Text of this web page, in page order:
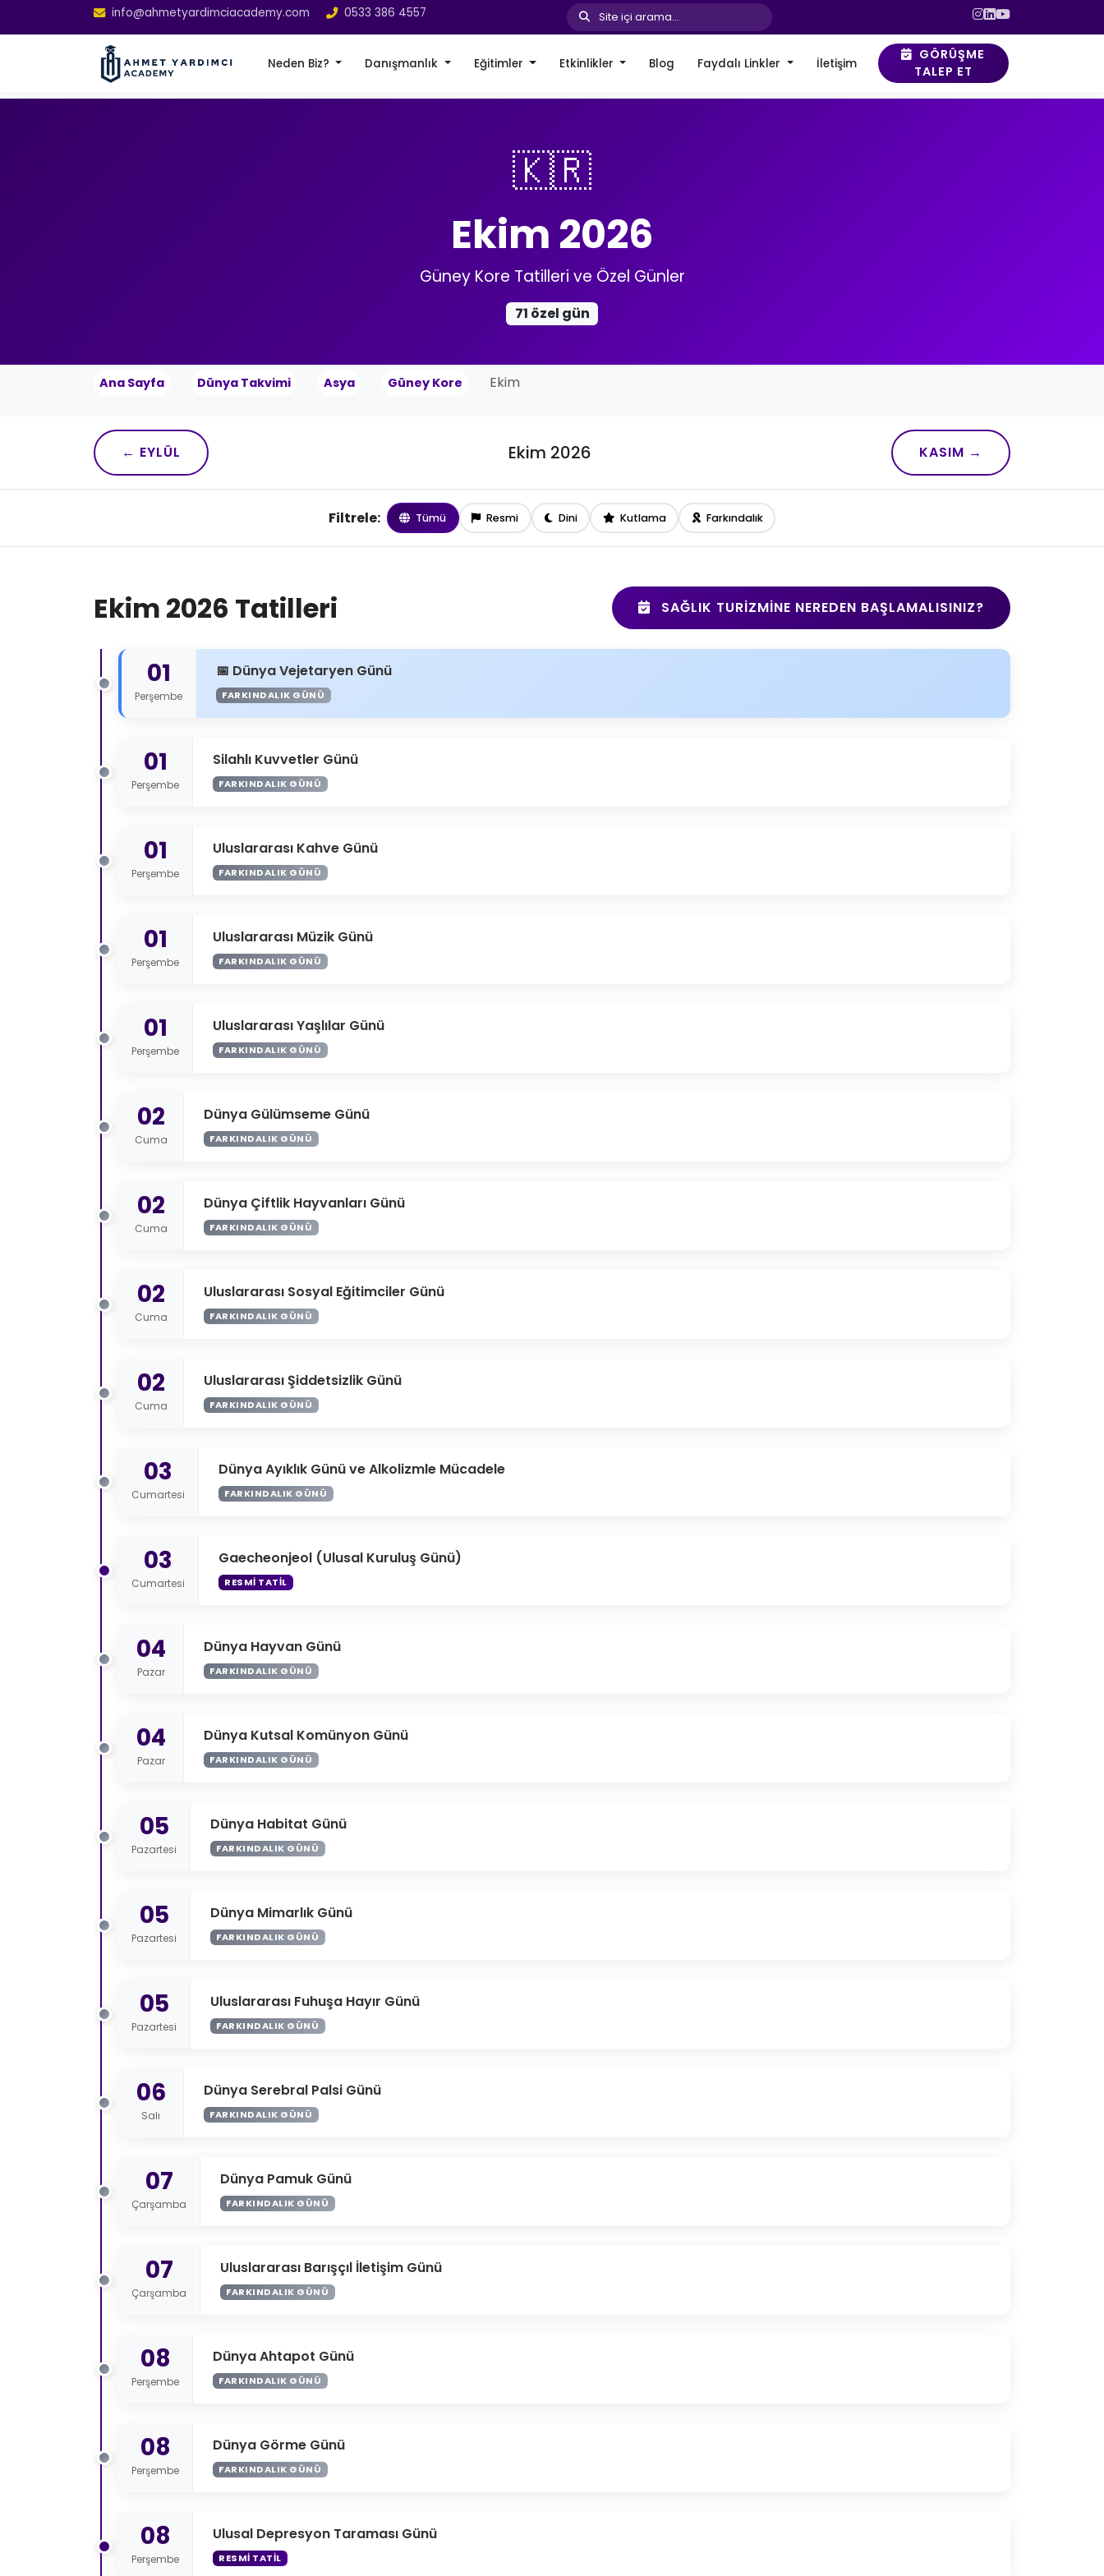
info@ahmetyardimciacademy.com 0533 386 4557 Site içi arama...
Neden Biz? Danışmanlık Eğitimler Etkinlikler Blog Faydalı Linkler İletişim
GÖRÜŞME
TALEP ET
🇰🇷
Ekim 2026
Güney Kore Tatilleri ve Özel Günler
71 özel gün
Ana Sayfa Dünya Takvimi Asya Güney Kore Ekim
← EYLÜL Ekim 2026 KASIM →
Filtrele: Tümü Resmi Dini Kutlama Farkındalık
Ekim 2026 Tatilleri SAĞLIK TURIZMINE NEREDEN BAŞLAMALISINIZ?
01
Perşembe
Dünya Vejetaryen Günü
FARKINDALIK GÜNÜ
01
Perşembe
Silahlı Kuvvetler Günü
FARKINDALIK GÜNÜ
01
Perşembe
Uluslararası Kahve Günü
FARKINDALIK GÜNÜ
01
Perşembe
Uluslararası Müzik Günü
FARKINDALIK GÜNÜ
01
Perşembe
Uluslararası Yaşlılar Günü
FARKINDALIK GÜNÜ
02
Cuma
Dünya Gülümseme Günü
FARKINDALIK GÜNÜ
02
Cuma
Dünya Çiftlik Hayvanları Günü
FARKINDALIK GÜNÜ
02
Cuma
Uluslararası Sosyal Eğitimciler Günü
FARKINDALIK GÜNÜ
02
Cuma
Uluslararası Şiddetsizlik Günü
FARKINDALIK GÜNÜ
03
Cumartesi
Dünya Ayıklık Günü ve Alkolizmle Mücadele
FARKINDALIK GÜNÜ
03
Cumartesi
Gaecheonjeol (Ulusal Kuruluş Günü)
RESMI TATIL
04
Pazar
Dünya Hayvan Günü
FARKINDALIK GÜNÜ
04
Pazar
Dünya Kutsal Komünyon Günü
FARKINDALIK GÜNÜ
05
Pazartesi
Dünya Habitat Günü
FARKINDALIK GÜNÜ
05
Pazartesi
Dünya Mimarlık Günü
FARKINDALIK GÜNÜ
05
Pazartesi
Uluslararası Fuhuşa Hayır Günü
FARKINDALIK GÜNÜ
06
Salı
Dünya Serebral Palsi Günü
FARKINDALIK GÜNÜ
07
Çarşamba
Dünya Pamuk Günü
FARKINDALIK GÜNÜ
07
Çarşamba
Uluslararası Barışçıl İletişim Günü
FARKINDALIK GÜNÜ
08
Perşembe
Dünya Ahtapot Günü
FARKINDALIK GÜNÜ
08
Perşembe
Dünya Görme Günü
FARKINDALIK GÜNÜ
08
Perşembe
Ulusal Depresyon Taraması Günü
RESMI TATIL